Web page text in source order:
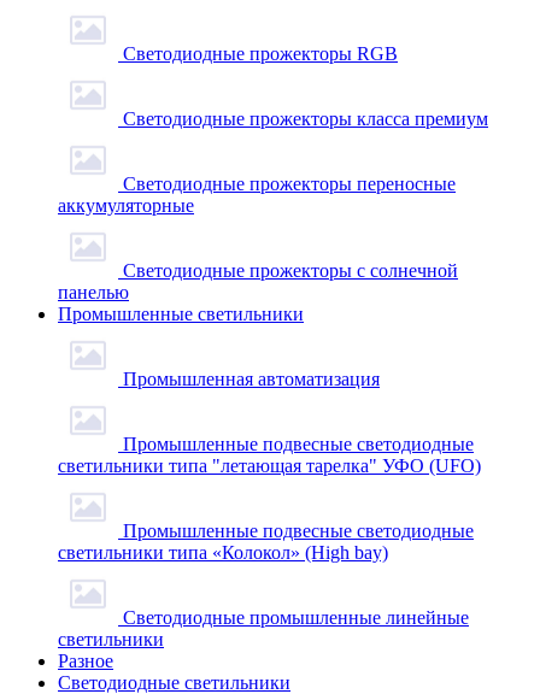
Светодиодные прожекторы RGB
Светодиодные прожекторы класса премиум
Светодиодные прожекторы переносные
аккумуляторные
Светодиодные прожекторы с солнечной
панелью
Промышленные светильники
Промышленная автоматизация
Промышленные подвесные cветодиодные
светильники типа "летающая тарелка" УФО (UFO)
Промышленные подвесные cветодиодные
светильники типа «Колокол» (High bay)
Светодиодные промышленные линейные
светильники
Разное
Светодиодные светильники